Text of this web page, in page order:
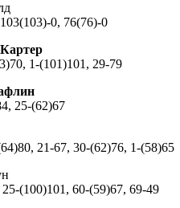
0, 76(76)-0
1-(101)101, 29-79
25-(62)67
21-67, 30-(62)76, 1-(58)65
(100)101, 60-(59)67, 69-49